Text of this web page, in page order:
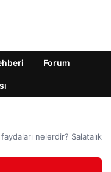
Forum
nelerdir? Salatalık